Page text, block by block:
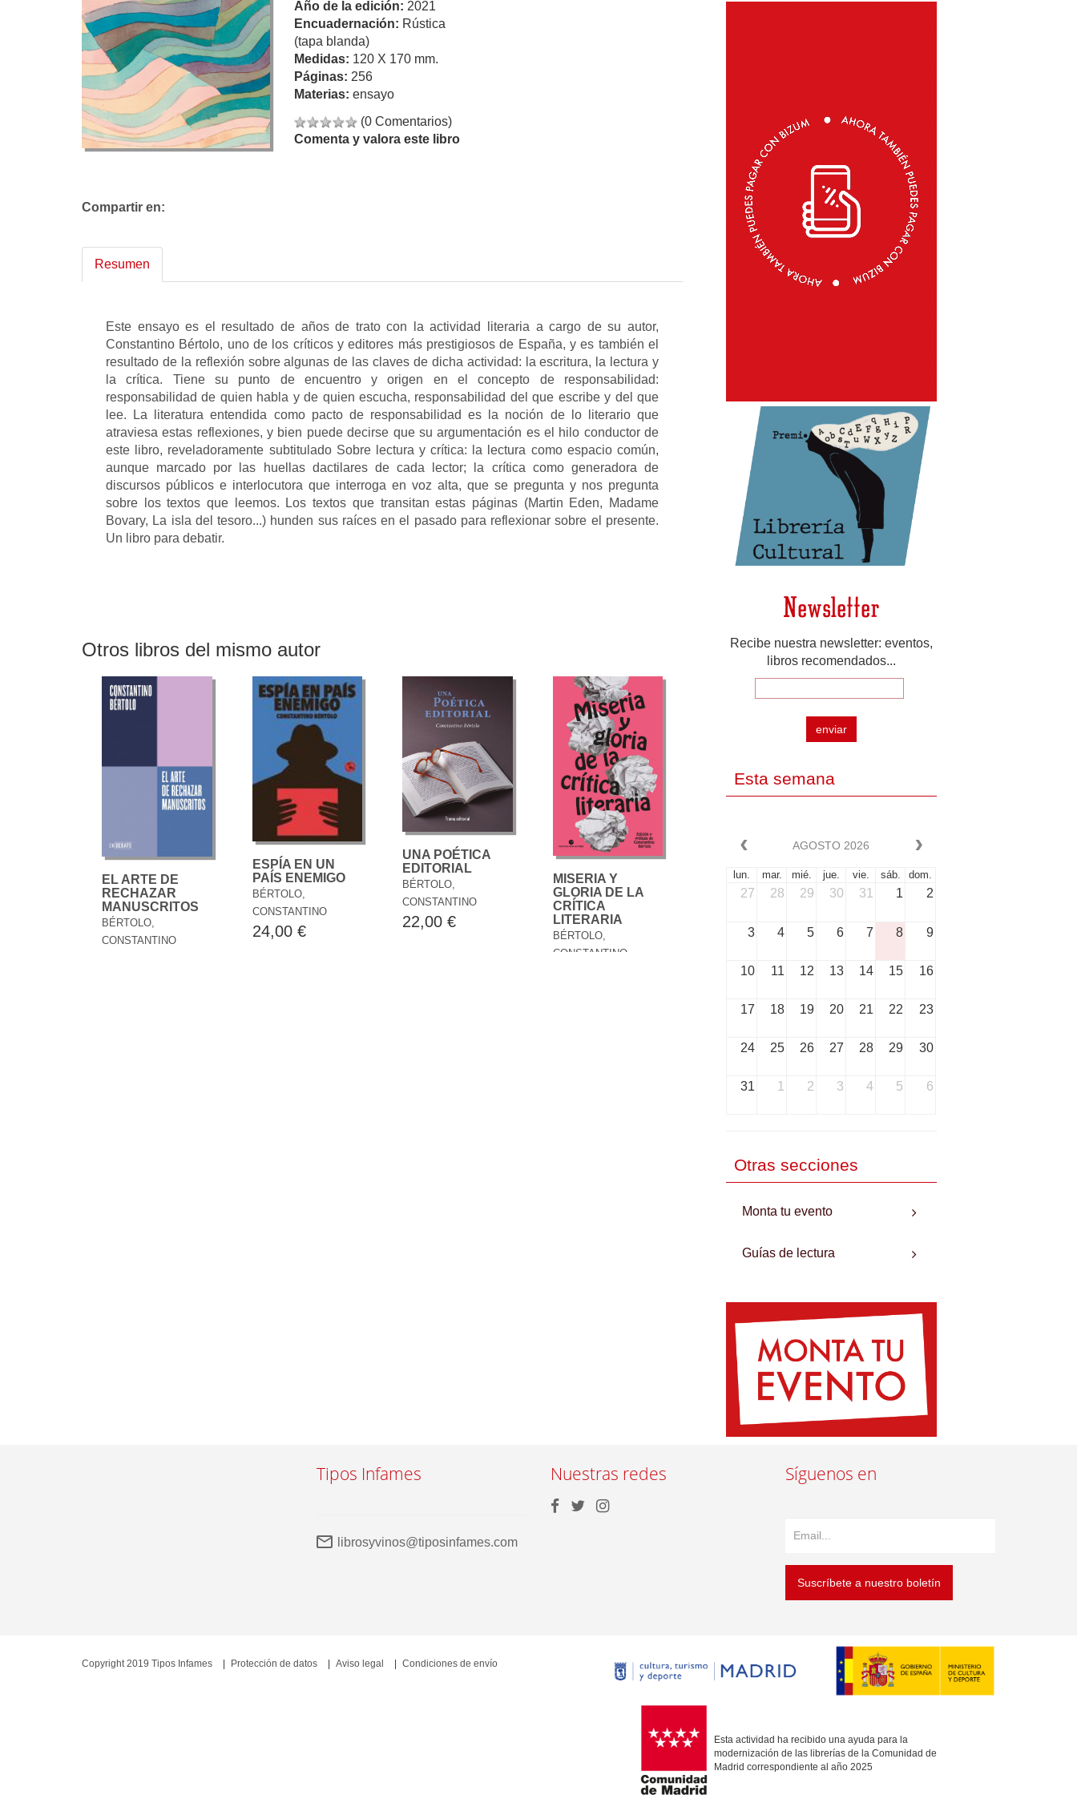
Año de la edición: 2021
Encuadernación: Rústica
(tapa blanda)
Medidas: 120 X 170 mm.
Páginas: 256
Materias: ensayo
(0 Comentarios)
Comenta y valora este libro
Compartir en:
Resumen
Este ensayo es el resultado de años de trato con la actividad literaria a cargo de su autor,
Constantino Bértolo, uno de los críticos y editores más prestigiosos de España, y es también el
resultado de la reflexión sobre algunas de las claves de dicha actividad: la escritura, la lectura y
la crítica. Tiene su punto de encuentro y origen en el concepto de responsabilidad:
responsabilidad de quien habla y de quien escucha, responsabilidad del que escribe y del que
lee. La literatura entendida como pacto de responsabilidad es la noción de lo literario que
atraviesa estas reflexiones, y bien puede decirse que su argumentación es el hilo conductor de
este libro, reveladoramente subtitulado Sobre lectura y crítica: la lectura como espacio común,
aunque marcado por las huellas dactilares de cada lector; la crítica como generadora de
discursos públicos e interlocutora que interroga en voz alta, que se pregunta y nos pregunta
sobre los textos que leemos. Los textos que transitan estas páginas (Martin Eden, Madame
Bovary, La isla del tesoro...) hunden sus raíces en el pasado para reflexionar sobre el presente.
Un libro para debatir.
Otros libros del mismo autor
EL ARTE DE
RECHAZAR
MANUSCRITOS
BÉRTOLO,
CONSTANTINO
ESPÍA EN UN
PAÍS ENEMIGO
BÉRTOLO,
CONSTANTINO
24,00 €
UNA POÉTICA
EDITORIAL
BÉRTOLO,
CONSTANTINO
22,00 €
MISERIA Y
GLORIA DE LA
CRÍTICA
LITERARIA
BÉRTOLO,
CONSTANTINO
Newsletter
Recibe nuestra newsletter: eventos,
libros recomendados...
enviar
Esta semana
AGOSTO 2026
lun. mar. mié. jue. vie. sáb. dom.
27 28 29 30 31 1 2
3 4 5 6 7 8 9
10 11 12 13 14 15 16
17 18 19 20 21 22 23
24 25 26 27 28 29 30
31 1 2 3 4 5 6
Otras secciones
Monta tu evento
Guías de lectura
Tipos Infames
librosyvinos@tiposinfames.com
Nuestras redes Síguenos en
Suscríbete a nuestro boletín
Esta actividad ha recibido una ayuda para la
modernización de las librerías de la Comunidad de
Madrid correspondiente al año 2025
Copyright 2019 Tipos Infames Protección de datos Aviso legal Condiciones de envío